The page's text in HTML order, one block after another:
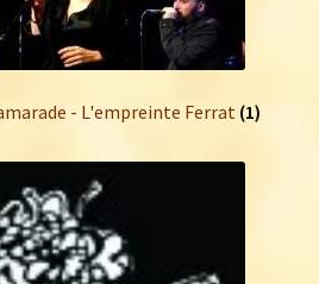
- L'empreinte Ferrat (1)